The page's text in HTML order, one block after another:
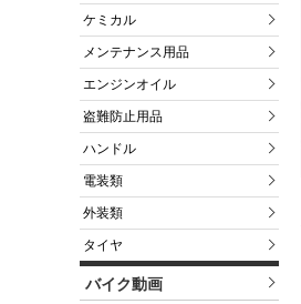
ケミカル
メンテナンス用品
エンジンオイル
盗難防止用品
ハンドル
電装類
外装類
タイヤ
バイク動画